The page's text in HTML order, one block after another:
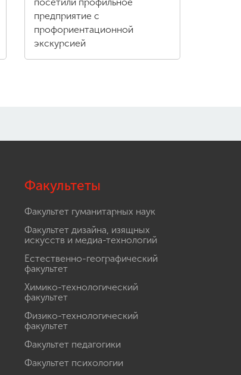
посетили профильное
предприятие с
профориентационной
экскурсией
Факультеты
Факультет гуманитарных наук
Факультет дизайна, изящных
искусств и медиа-технологий
Естественно-географический
факультет
Химико-технологический
факультет
Физико-технологический
факультет
Факультет педагогики
Факультет психологии